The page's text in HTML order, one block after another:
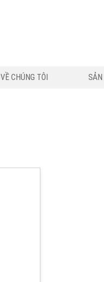
VỀ CHÚNG TÔI